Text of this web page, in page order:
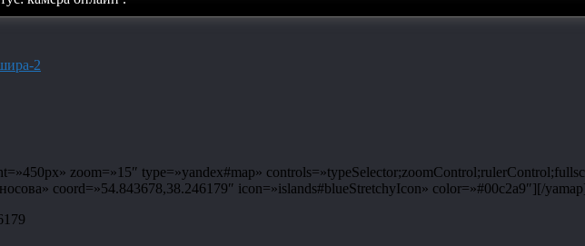
zoom=»15″ type=»yandex#map»
coord=»54.843678,38.246179″ icon=»islands#blueStretchyIcon» color=»#00c2a9″][/